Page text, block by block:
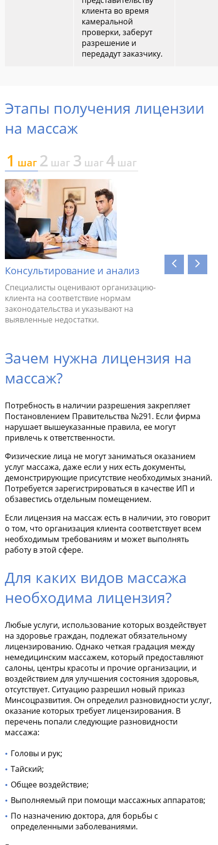
клиента во время
камеральной
проверки, заберут
разрешение и
передадут заказчику.
Этапы получения лицензии
на массаж
1 шаг 2 шаг 3 шаг 4 шаг
Консультирование и анализ
Специалисты оценивают организацию-
клиента на соответствие нормам
законодательства и указывают на
выявленные недостатки.
Зачем нужна лицензия на
массаж?
Потребность в наличии разрешения закрепляет
Постановлением Правительства №291. Если фирма
нарушает вышеуказанные правила, ее могут
привлечь к ответственности.
Физические лица не могут заниматься оказанием
услуг массажа, даже если у них есть документы,
демонстрирующие присутствие необходимых знаний.
Потребуется зарегистрироваться в качестве ИП и
обзавестись отдельным помещением.
Если лицензия на массаж есть в наличии, это говорит
о том, что организация клиента соответствует всем
необходимым требованиям и может выполнять
работу в этой сфере.
Для каких видов массажа
необходима лицензия?
Любые услуги, использование которых воздействует
на здоровье граждан, подлежат обязательному
лицензированию. Однако четкая градация между
немедицинским массажем, который предоставляют
салоны, центры красоты и прочие организации, и
воздействием для улучшения состояния здоровья,
отсутствует. Ситуацию разрешил новый приказ
Минсоцразвития. Он определил разновидности услуг,
оказание которых требует лицензирования. В
перечень попали следующие разновидности
массажа:
Головы и рук;
Тайский;
Общее воздействие;
Выполняемый при помощи массажных аппаратов;
По назначению доктора, для борьбы с
определенными заболеваниями.